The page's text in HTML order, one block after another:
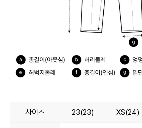
사이즈 23(23) XS(24)